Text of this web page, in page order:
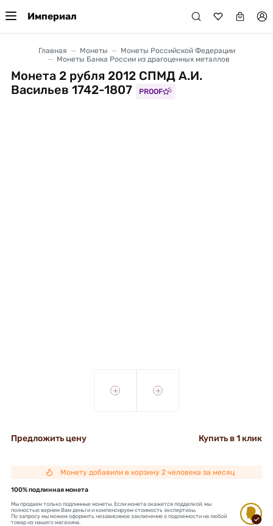
Империал
Главная Монеты
Монеты Российской Федерации
Монеты Банка России из драгоценных металлов
Монета 2 рубля 2012 СПМД А.И.
Васильев 1742-1807
PROOF
+ +
Предложить цену Купить в 1 клик
Монету добавили в корзину 2 человека за месяц
100% подлинная монета
Мы продаем только подлинные монеты. Если монета окажется подделкой, мы
полностью вернем Вам деньги и компенсируем стоимость экспертизы.
По запросу мы можем оформить независимое заключение о подлинности на любой
товар из нашего магазина.